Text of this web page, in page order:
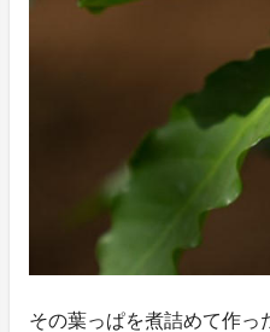
その葉っぱを煮詰めて作っ